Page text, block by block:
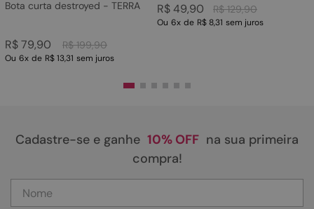
Bota curta destroyed - TERRA
R$ 199,90
R$79,90
Ou 6x de R$ 13,31 sem juros
R$ 129,90
R$49,90
Ou 6x de R$ 8,31 sem juros
Cadastre-se e ganhe 10% OFF na sua primeira
compra!